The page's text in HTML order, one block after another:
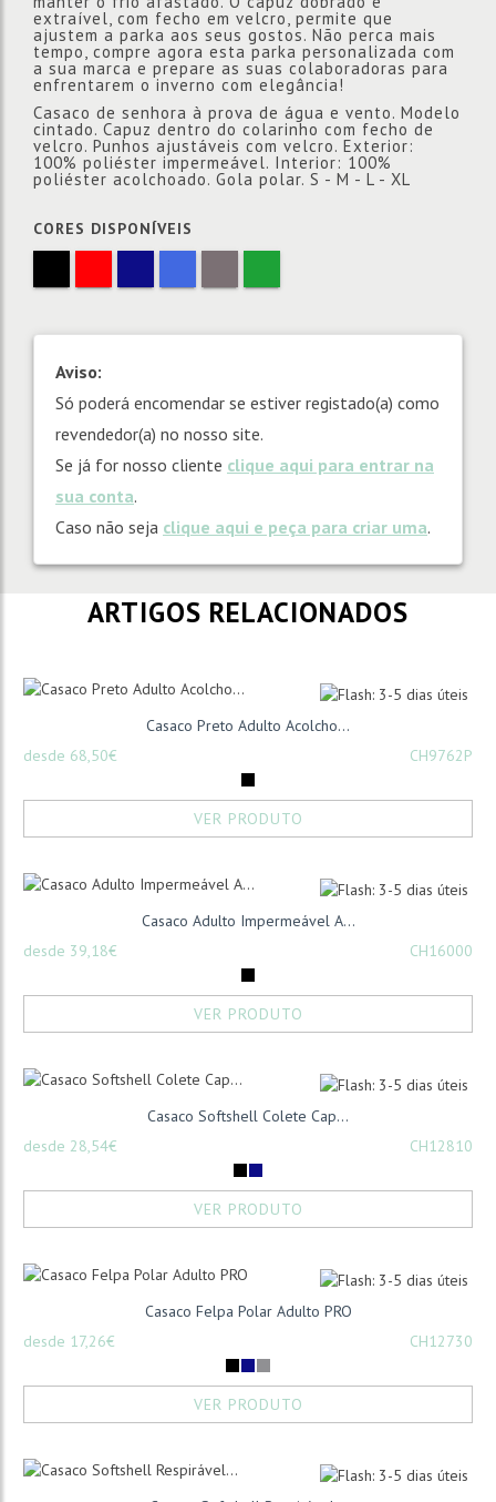
extraível, com fecho em velcro, permite que
ajustem a parka aos seus gostos. Não perca mais
tempo, compre agora esta parka personalizada com
a sua marca e prepare as suas colaboradoras para
enfrentarem o inverno com elegância!
Casaco de senhora à prova de água e vento. Modelo
cintado. Capuz dentro do colarinho com fecho de
velcro. Punhos ajustáveis com velcro. Exterior:
100% poliéster impermeável. Interior: 100%
poliéster acolchoado. Gola polar. S - M - L - XL
CORES DISPONÍVEIS
Aviso:
Só poderá encomendar se estiver registado(a) como
revendedor(a) no nosso site.
Se já for nosso cliente clique aqui para entrar na
sua conta.
Caso não seja clique aqui e peça para criar uma.
ARTIGOS RELACIONADOS
Casaco Preto Adulto Acolcho...
desde 68,50€
CH9762P
VER PRODUTO
Casaco Adulto Impermeável A...
desde 39,18€
CH16000
VER PRODUTO
Casaco Softshell Colete Cap...
desde 28,54€
CH12810
VER PRODUTO
Casaco Felpa Polar Adulto PRO
desde 17,26€
CH12730
VER PRODUTO